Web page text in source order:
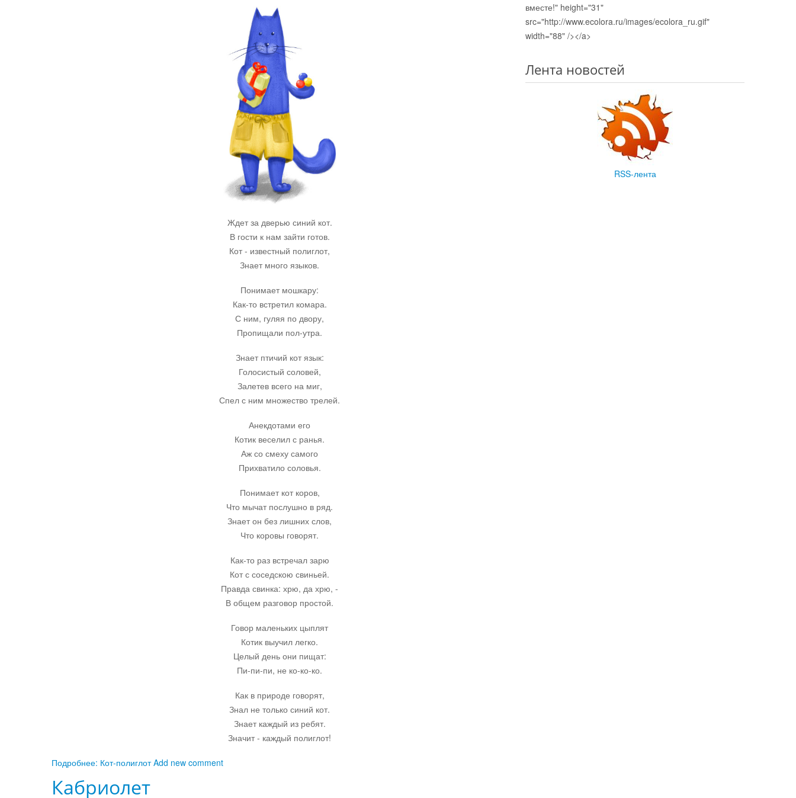
Ждет за дверью синий кот.
В гости к нам зайти готов.
Кот - известный полиглот,
Знает много языков.
Понимает мошкару:
Как-то встретил комара.
С ним, гуляя по двору,
Пропищали пол-утра.
Знает птичий кот язык:
Голосистый соловей,
Залетев всего на миг,
Спел с ним множество трелей.
Анекдотами его
Котик веселил с ранья.
Аж со смеху самого
Прихватило соловья.
Понимает кот коров,
Что мычат послушно в ряд.
Знает он без лишних слов,
Что коровы говорят.
Как-то раз встречал зарю
Кот с соседскою свиньей.
Правда свинка: хрю, да хрю, -
В общем разговор простой.
Говор маленьких цыплят
Котик выучил легко.
Целый день они пищат:
Пи-пи-пи, не ко-ко-ко.
Как в природе говорят,
Знал не только синий кот.
Знает каждый из ребят.
Значит - каждый полиглот!
Подробнее: Кот-полиглот Add new comment
Кабриолет
вместе!" height="31"
src="http://www.ecolora.ru/images/ecolora_ru.gif"
width="88" /></a>
Лента новостей
RSS-лента